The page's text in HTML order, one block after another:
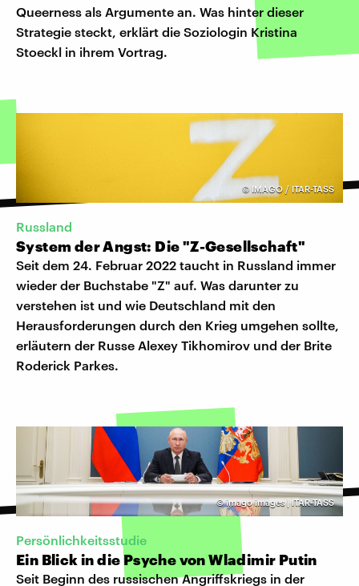
Queerness als Argumente an. Was hinter dieser
Strategie steckt, erklärt die Soziologin Kristina
Stoeckl in ihrem Vortrag.
© IMAGO / ITAR-TASS
Russland
System der Angst: Die "Z-Gesellschaft"
Seit dem 24. Februar 2022 taucht in Russland immer
wieder der Buchstabe "Z" auf. Was darunter zu
verstehen ist und wie Deutschland mit den
Herausforderungen durch den Krieg umgehen sollte,
erläutern der Russe Alexey Tikhomirov und der Brite
Roderick Parkes.
©imago images | ITAR-TASS
Persönlichkeitsstudie
Ein Blick in die Psyche von Wladimir Putin
Seit Beginn des russischen Angriffskriegs in der